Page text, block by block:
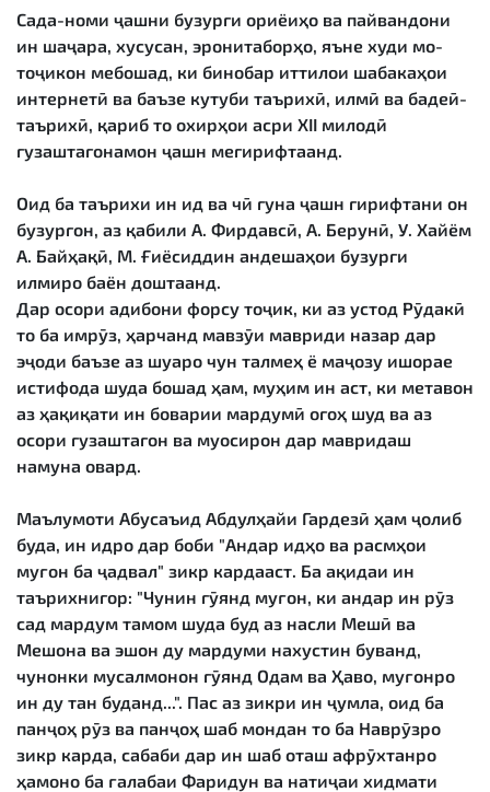
Сада-номи ҷашни бузурги ориёиҳо ва пайвандони
ин шаҷара, хусусан, эронитаборҳо, яъне худи мо-
тоҷикон мебошад, ки бинобар иттилои шабакаҳои
интернетӣ ва баъзе кутуби таърихӣ, илмӣ ва бадеӣ-
таърихӣ, қариб то охирҳои асри XII милодӣ
гузаштагонамон ҷашн мегирифтаанд.
Оид ба таърихи ин ид ва чӣ гуна ҷашн гирифтани он
бузургон, аз қабили А. Фирдавсӣ, А. Берунӣ, У. Хайём
А. Байҳақӣ, М. Ғиёсиддин андешаҳои бузурги
илмиро баён доштаанд.
Дар осори адибони форсу тоҷик, ки аз устод Рӯдакӣ
то ба имрӯз, ҳарчанд мавзӯи мавриди назар дар
эҷоди баъзе аз шуаро чун талмеҳ ё маҷозу ишорае
истифода шуда бошад ҳам, муҳим ин аст, ки метавон
аз ҳақиқати ин боварии мардумӣ огоҳ шуд ва аз
осори гузаштагон ва муосирон дар мавридаш
намуна овард.
Маълумоти Абусаъид Абдулҳайи Гардезӣ ҳам ҷолиб
буда, ин идро дар боби "Андар идҳо ва расмҳои
муғон ба ҷадвал" зикр кардааст. Ба ақидаи ин
таърихнигор: "Чунин гӯянд муғон, ки андар ин рӯз
сад мардум тамом шуда буд аз насли Мешӣ ва
Мешона ва эшон ду мардуми нахустин буванд,
чунонки мусалмонон гӯянд Одам ва Ҳаво, муғонро
ин ду тан буданд...". Пас аз зикри ин ҷумла, оид ба
панҷоҳ рӯз ва панҷоҳ шаб мондан то ба Наврӯзро
зикр карда, сабаби дар ин шаб оташ афрӯхтанро
ҳамоно ба ғалабаи Фаридун ва натиҷаи хидмати